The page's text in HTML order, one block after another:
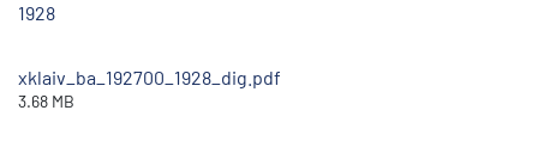
1928
xklaiv_ba_192700_1928_dig.pdf
3.68 MB